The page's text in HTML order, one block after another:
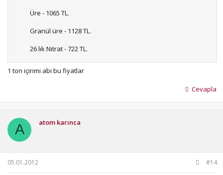
Üre - 1065 TL.
Granül üre - 1128 TL.
26 lık Nitrat - 722 TL.
33 lük Nitrat - 826 TL. peşin satış fiyatları olarak belirtilmişti.
1 ton içinmi abi bu fiyatlar
Cevapla
A atom karınca
05.01.2012 #14